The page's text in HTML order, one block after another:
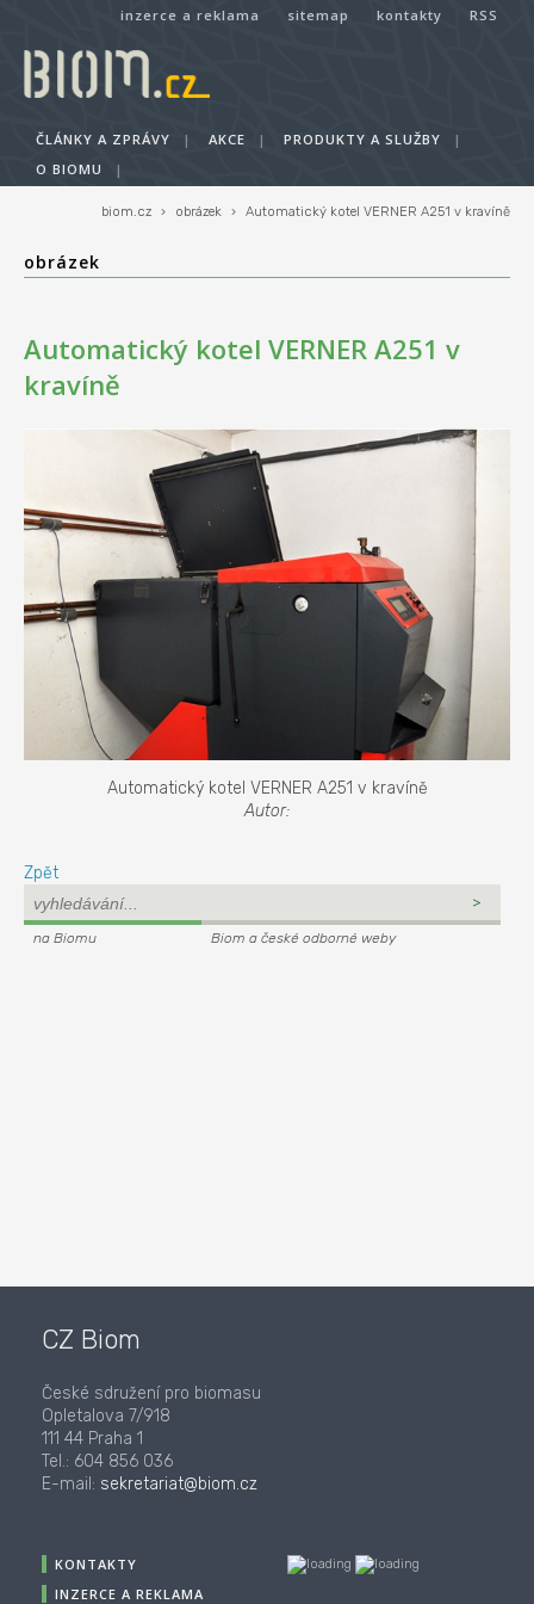
inzerce a reklama sitemap kontakty RSS
ČLÁNKY A ZPRÁVY | AKCE | PRODUKTY A SLUŽBY
|
O BIOMU
|
biom.cz › obrázek › Automatický kotel VERNER A251 v kravíně
obrázek
Automatický kotel VERNER A251 v
kravíně
Automatický kotel VERNER A251 v kravíně
Autor:
Zpět
na Biomu Biom a české odborné weby
CZ Biom
České sdružení pro biomasu
Opletalova 7/918
111 44 Praha 1
Tel.: 604 856 036
E-mail: sekretariat@biom.cz
KONTAKTY
INZERCE A REKLAMA